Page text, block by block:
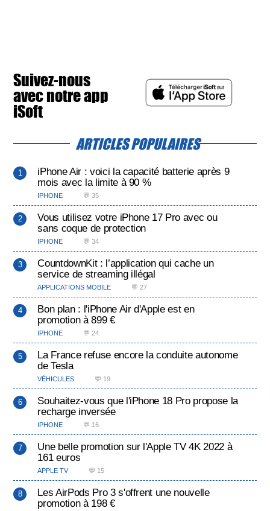
Suivez-nous
avec notre app
iSoft
ARTICLES POPULAIRES
iPhone Air : voici la capacité batterie après 9
mois avec la limite à 90 %
IPHONE 💬 35
Vous utilisez votre iPhone 17 Pro avec ou
sans coque de protection
IPHONE 💬 34
CountdownKit : l’application qui cache un
service de streaming illégal
APPLICATIONS MOBILE 💬 27
Bon plan : l'iPhone Air d'Apple est en
promotion à 899 €
IPHONE 💬 24
La France refuse encore la conduite autonome
de Tesla
VÉHICULES 💬 19
Souhaitez-vous que l'iPhone 18 Pro propose la
recharge inversée
IPHONE 💬 16
Une belle promotion sur l'Apple TV 4K 2022 à
161 euros
APPLE TV 💬 15
Les AirPods Pro 3 s'offrent une nouvelle
promotion à 198 €